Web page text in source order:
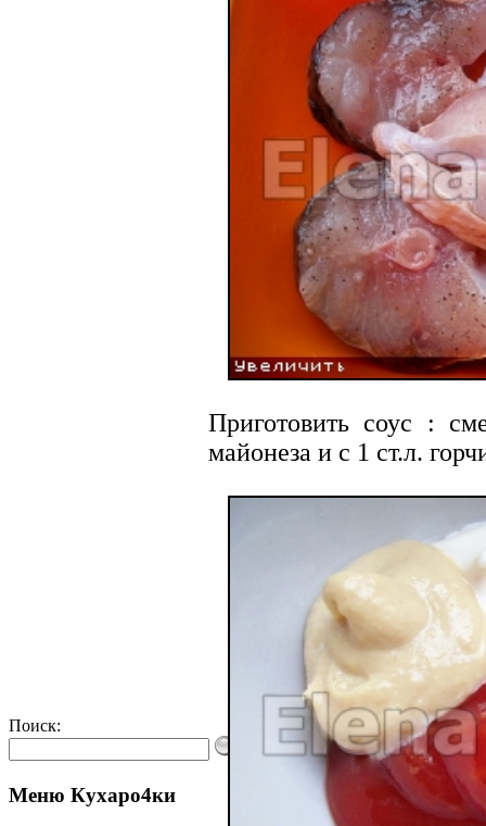
Поиск:
Меню Кухаро4ки
Приготовить соус :
майонеза и с 1 ст.л.